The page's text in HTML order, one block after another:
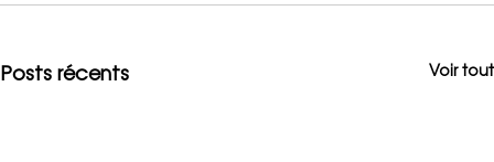
Posts récents Voir tout